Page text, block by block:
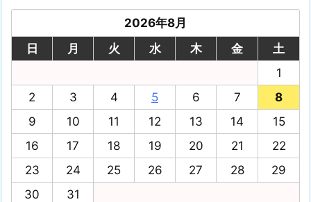
2026年8月
日
月 火 水 木 金
土
1
2
3 4 5 6 7
8
9
10 11 12 13 14
15
16
17 18 19 20 21
22
23
24 25 26 27 28
29
30
31